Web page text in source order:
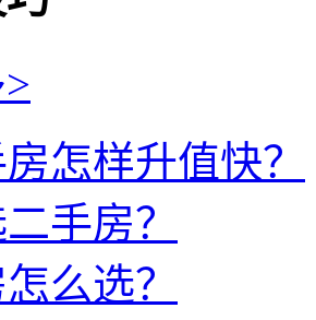
怎样升值快？
手房？
么选？